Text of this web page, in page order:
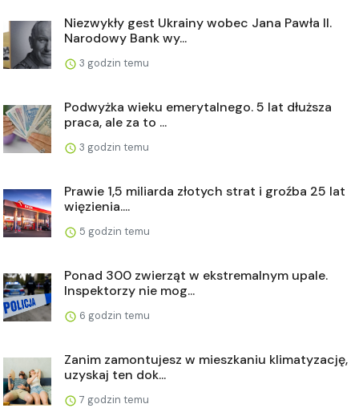
Niezwykły gest Ukrainy wobec Jana Pawła II.
Narodowy Bank wy...
3 godzin temu
Podwyżka wieku emerytalnego. 5 lat dłuższa
praca, ale za to ...
3 godzin temu
Prawie 1,5 miliarda złotych strat i groźba 25 lat
więzienia....
5 godzin temu
Ponad 300 zwierząt w ekstremalnym upale.
Inspektorzy nie mog...
6 godzin temu
Zanim zamontujesz w mieszkaniu klimatyzację,
uzyskaj ten dok...
7 godzin temu